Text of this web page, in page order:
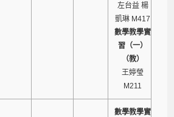
左台益 楊
凱琳 M417
數學教學實
習（一）
（教）
王婷瑩
M211
數學教學實